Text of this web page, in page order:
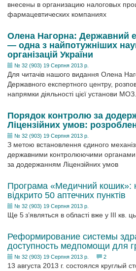
внесены в организацию налоговых
фармацевтических компаниях
Олена Нагорна: Державний
— одна з найпотужніших
організацій України
№ 32 (903) 19 Серпня 2013 р.
Для читачів нашого видання Олена
Державного експертного центру,
напрямки діяльності цієї установи МОЗ.
Порядок контролю за
Ліцензійних умов:
№ 32 (903) 19 Серпня 2013 р.
З метою встановлення єдиного
державними контролюючими
за додержанням Ліцензійних умов
Програма «Медичний кошик»:
відкрито 50 аптечних пунктів
№ 32 (903) 19 Серпня 2013 р.
Ще 5 з’являться в області вже у III кв.
Реформирование системы
доступность медпомощи для
№ 32 (903) 19 Серпня 2013 р. 2
13 августа 2013 г. состоялся круглый